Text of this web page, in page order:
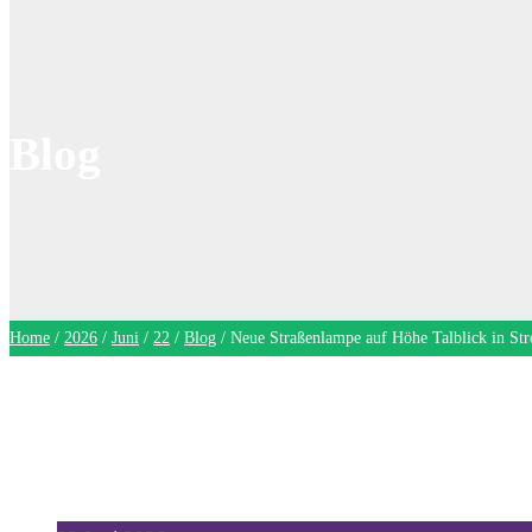
Home / 2026 / Juni / 22 / Blog / Neue Straßenlampe auf Höhe Talblick in